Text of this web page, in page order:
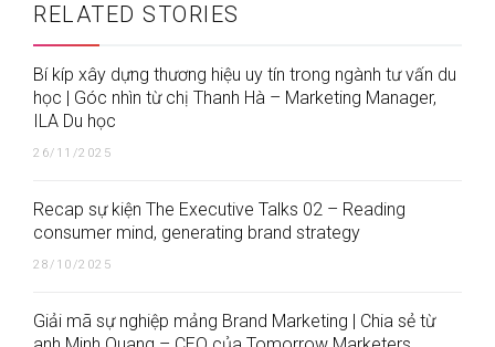
RELATED STORIES
Bí kíp xây dựng thương hiệu uy tín trong ngành tư vấn du
học | Góc nhìn từ chị Thanh Hà – Marketing Manager,
ILA Du học
26/11/2025
Recap sự kiện The Executive Talks 02 – Reading
consumer mind, generating brand strategy
28/10/2025
Giải mã sự nghiệp mảng Brand Marketing | Chia sẻ từ